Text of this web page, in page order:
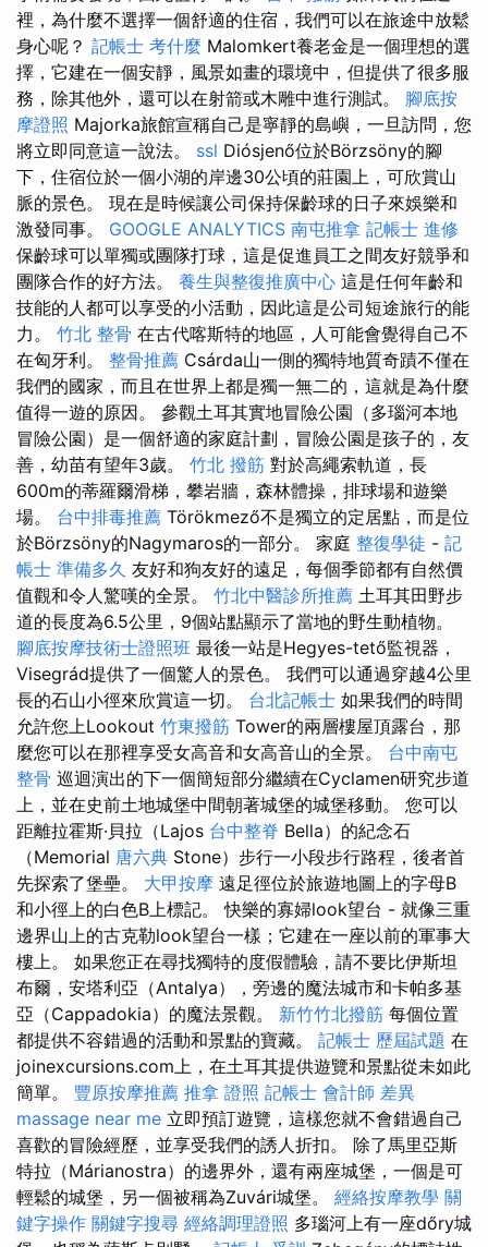
裡，為什麼不選擇一個舒適的住宿，我們可以在旅途中放鬆
身心呢？ 記帳士 考什麼 Malomkert養老金是一個理想的選
擇，它建在一個安靜，風景如畫的環境中，但提供了很多服
務，除其他外，還可以在射箭或木雕中進行測試。 腳底按
摩證照 Majorka旅館宣稱自己是寧靜的島嶼，一旦訪問，您
將立即同意這一說法。 ssl Diósjenő位於Börzsöny的腳
下，住宿位於一個小湖的岸邊30公頃的莊園上，可欣賞山
脈的景色。 現在是時候讓公司保持保齡球的日子來娛樂和
激發同事。 GOOGLE ANALYTICS 南屯推拿 記帳士 進修
保齡球可以單獨或團隊打球，這是促進員工之間友好競爭和
團隊合作的好方法。 養生與整復推廣中心 這是任何年齡和
技能的人都可以享受的小活動，因此這是公司短途旅行的能
力。 竹北 整骨 在古代喀斯特的地區，人可能會覺得自己不
在匈牙利。 整骨推薦 Csárda山一側的獨特地質奇蹟不僅在
我們的國家，而且在世界上都是獨一無二的，這就是為什麼
值得一遊的原因。 參觀土耳其實地冒險公園（多瑙河本地
冒險公園）是一個舒適的家庭計劃，冒險公園是孩子的，友
善，幼苗有望年3歲。 竹北 撥筋 對於高繩索軌道，長
600m的蒂羅爾滑梯，攀岩牆，森林體操，排球場和遊樂
場。 台中排毒推薦 Törökmező不是獨立的定居點，而是位
於Börzsöny的Nagymaros的一部分。 家庭 整復學徒 - 記
帳士 準備多久 友好和狗友好的遠足，每個季節都有自然價
值觀和令人驚嘆的全景。 竹北中醫診所推薦 土耳其田野步
道的長度為6.5公里，9個站點顯示了當地的野生動植物。
腳底按摩技術士證照班 最後一站是Hegyes-tető監視器，
Visegrád提供了一個驚人的景色。 我們可以通過穿越4公里
長的石山小徑來欣賞這一切。 台北記帳士 如果我們的時間
允許您上Lookout 竹東撥筋 Tower的兩層樓屋頂露台，那
麼您可以在那裡享受女高音和女高音山的全景。 台中南屯
整骨 巡迴演出的下一個簡短部分繼續在Cyclamen研究步道
上，並在史前土地城堡中間朝著城堡的城堡移動。 您可以
距離拉霍斯·貝拉（Lajos 台中整脊 Bella）的紀念石
（Memorial 唐六典 Stone）步行一小段步行路程，後者首
先探索了堡壘。 大甲按摩 遠足徑位於旅遊地圖上的字母B
和小徑上的白色B上標記。 快樂的寡婦look望台 - 就像三重
邊界山上的古克勒look望台一樣；它建在一座以前的軍事大
樓上。 如果您正在尋找獨特的度假體驗，請不要比伊斯坦
布爾，安塔利亞（Antalya），旁邊的魔法城市和卡帕多基
亞（Cappadokia）的魔法景觀。 新竹竹北撥筋 每個位置
都提供不容錯過的活動和景點的寶藏。 記帳士 歷屆試題 在
joinexcursions.com上，在土耳其提供遊覽和景點從未如此
簡單。 豐原按摩推薦 推拿 證照 記帳士 會計師 差異
massage near me 立即預訂遊覽，這樣您就不會錯過自己
喜歡的冒險經歷，並享受我們的誘人折扣。 除了馬里亞斯
特拉（Márianostra）的邊界外，還有兩座城堡，一個是可
輕鬆的城堡，另一個被稱為Zuvári城堡。 經絡按摩教學 關
鍵字操作 關鍵字搜尋 經絡調理證照 多瑙河上有一座dőry城